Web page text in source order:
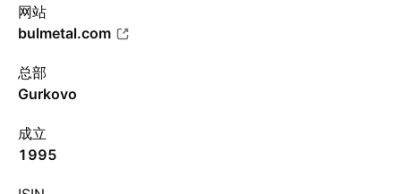
网站
bulmetal.com
总部
Gurkovo
成立
1995